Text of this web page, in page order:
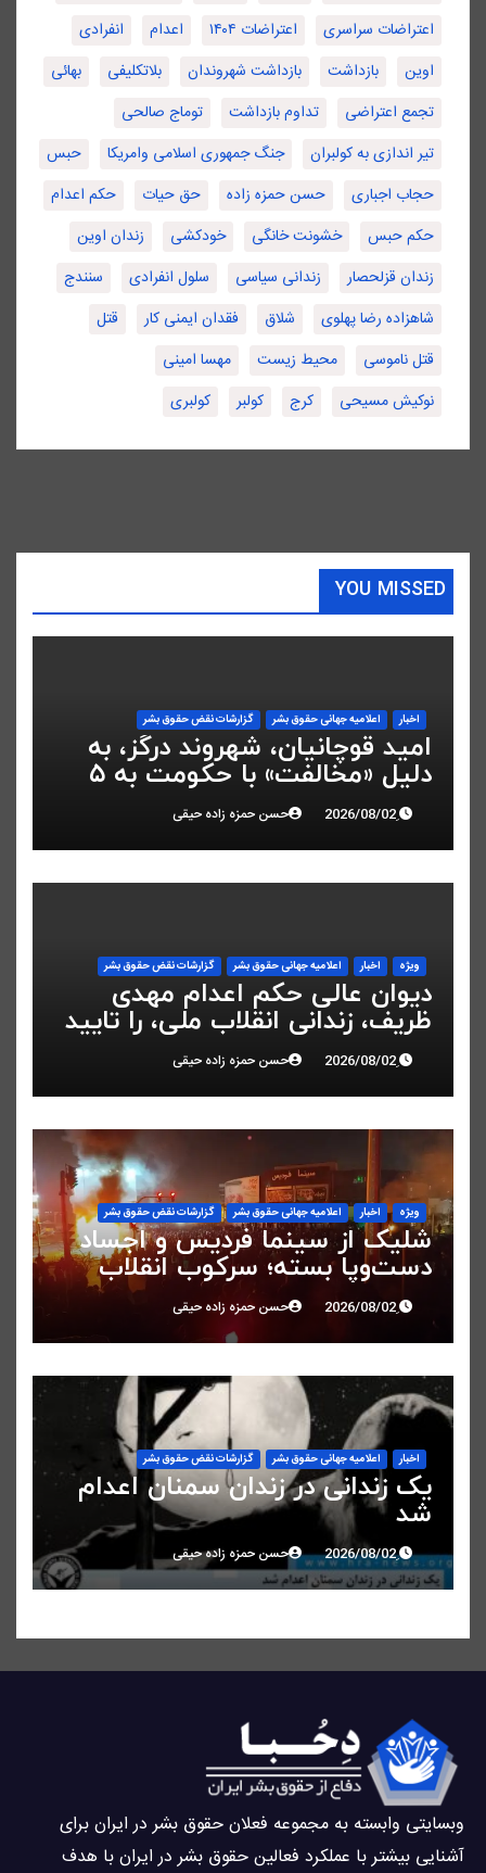
اعتراضات سراسری
اعتراضات ۱۴۰۴ اعدام
انفرادی
اوین
بازداشت بازداشت شهروندان بلاتکلیفی
بهائی
تجمع اعتراضی
تداوم بازداشت
توماج صالحی
تیر اندازی به کولبران
جنگ جمهوری اسلامی وامریکا
حبس
حجاب اجباری
حسن حمزه زاده حق حیات
حکم اعدام
حکم حبس
خشونت خانگی خودکشی
زندان اوین
زندان قزلحصار
زندانی سیاسی سلول انفرادی
سنندج
شاهزاده رضا پهلوی
شلاق فقدان ایمنی کار
قتل
قتل ناموسی
محیط زیست
مهسا امینی
نوکیش مسیحی
کرج کولبر کولبری
YOU MISSED
اخبار اعلاميه جهانی حقوق بشر گزارشات نقض حقوق بشر
امید قوچانیان، شهروند درگز، به
دلیل «مخالفت» با حکومت به ۵
سال زندان محکوم شد
حسن حمزه زاده حیقی
ویژه اخبار اعلاميه جهانی حقوق بشر گزارشات نقض حقوق بشر
دیوان عالی حکم اعدام مهدی
ظریف، زندانی انقلاب ملی، را تایید
کرد حسن حمزه زاده حیقی
ویژه اخبار اعلاميه جهانی حقوق بشر گزارشات نقض حقوق بشر
شلیک از سینما فردیس و اجساد
دست‌وپا بسته؛ سرکوب انقلاب
ملی در البرز حسن حمزه زاده حیقی
اخبار اعلاميه جهانی حقوق بشر گزارشات نقض حقوق بشر
یک زندانی در زندان سمنان اعدام
شد
حسن حمزه زاده حیقی
وبسايتى وابسته به مجموعه فعلان حقوق بشر در ایران برای
آشنایی بيشتر با عملکرد فعالین حقوق بشر در ایران با هدف